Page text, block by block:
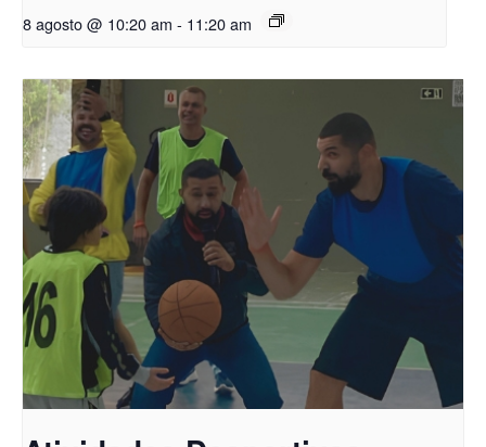
8 agosto @ 10:20 am - 11:20 am